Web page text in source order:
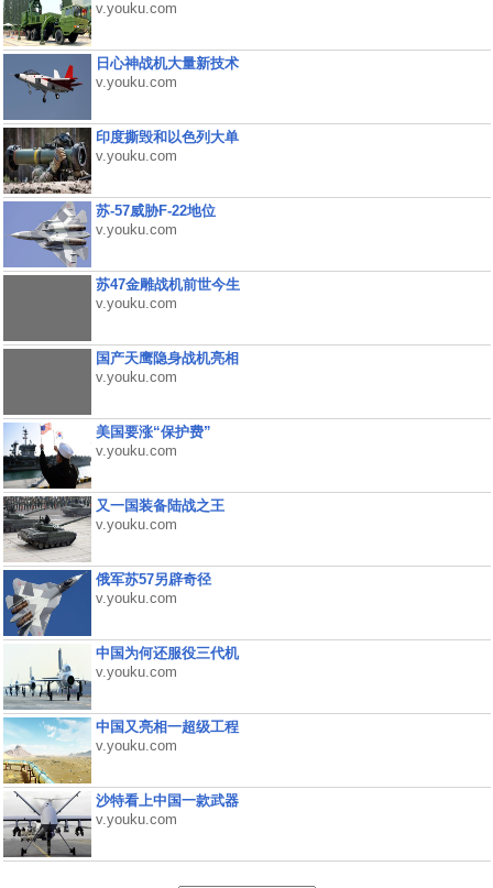
v.youku.com
日心神战机大量新技术
v.youku.com
印度撕毁和以色列大单
v.youku.com
苏-57威胁F-22地位
v.youku.com
苏47金雕战机前世今生
v.youku.com
国产天鹰隐身战机亮相
v.youku.com
美国要涨“保护费”
v.youku.com
又一国装备陆战之王
v.youku.com
俄军苏57另辟奇径
v.youku.com
中国为何还服役三代机
v.youku.com
中国又亮相一超级工程
v.youku.com
沙特看上中国一款武器
v.youku.com